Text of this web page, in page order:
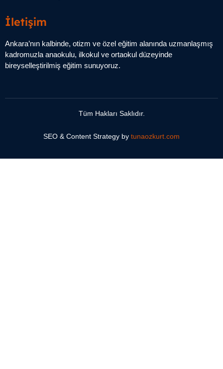
İletişim
Ankara’nın kalbinde, otizm ve özel eğitim alanında uzmanlaşmış
kadromuzla anaokulu, ilkokul ve ortaokul düzeyinde
bireyselleştirilmiş eğitim sunuyoruz.
Tüm Hakları Saklıdır.
SEO & Content Strategy by tunaozkurt.com